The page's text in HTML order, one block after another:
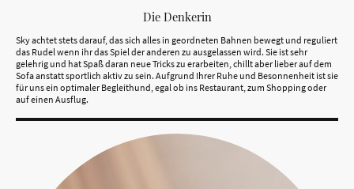
Die Denkerin
Sky achtet stets darauf, das sich alles in geordneten Bahnen bewegt und reguliert
das Rudel wenn ihr das Spiel der anderen zu ausgelassen wird. Sie ist sehr
gelehrig und hat Spaß daran neue Tricks zu erarbeiten, chillt aber lieber auf dem
Sofa anstatt sportlich aktiv zu sein. Aufgrund Ihrer Ruhe und Besonnenheit ist sie
für uns ein optimaler Begleithund, egal ob ins Restaurant, zum Shopping oder
auf einen Ausflug.